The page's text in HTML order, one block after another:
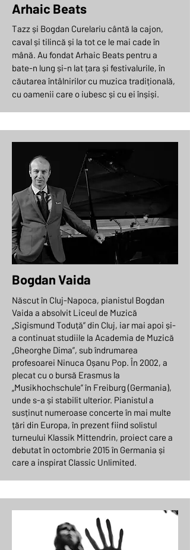
Arhaic Beats
Tazz și Bogdan Curelariu cântă la cajon,
caval și tilincă și la tot ce le mai cade în
mână. Au fondat Arhaic Beats pentru a
bate-n lung și-n lat țara și festivalurile, în
căutarea întâlnirilor cu muzica tradițională,
cu oamenii care o iubesc și cu ei înșiși.
Bogdan Vaida
Născut în Cluj-Napoca, pianistul Bogdan
Vaida a absolvit Liceul de Muzică
„Sigismund Toduță” din Cluj, iar mai apoi și-
a continuat studiile la Academia de Muzică
„Gheorghe Dima”, sub îndrumarea
profesoarei Ninuca Oșanu Pop. În 2002, a
plecat cu o bursă Erasmus la
„Musikhochschule” în Freiburg (Germania),
unde s-a și stabilit ulterior. Pianistul a
susținut numeroase concerte în mai multe
țări din Europa, în prezent fiind solistul
turneului Klassik Mittendrin, proiect care a
debutat în octombrie 2015 în Germania și
care a inspirat Classic Unlimited.